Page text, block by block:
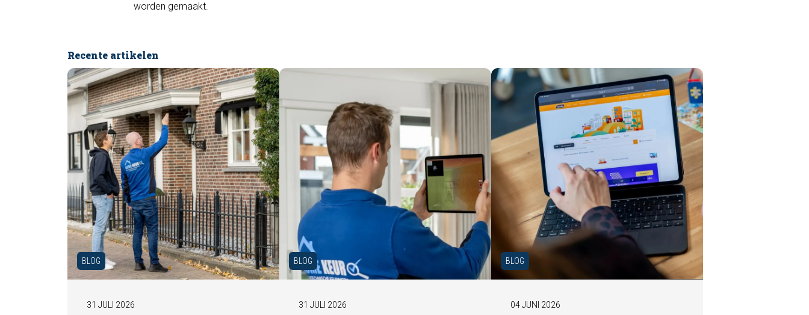
worden gemaakt.
Recente artikelen
BLOG
31 JULI 2026
BLOG
31 JULI 2026
BLOG
04 JUNI 2026